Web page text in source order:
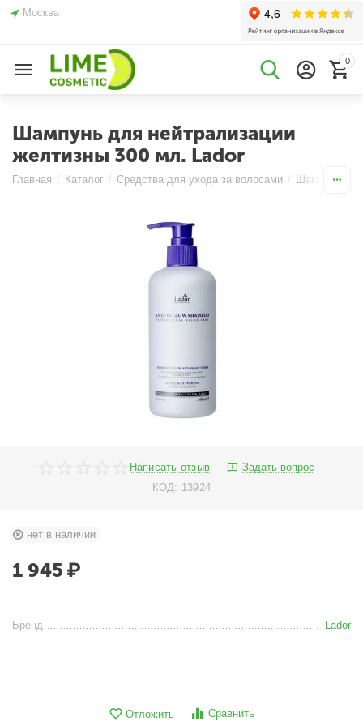
Москва
0
Шампунь для нейтрализации
желтизны 300 мл. Lador
Главная / Каталог / Средства для ухода за волосами / Шампуни
Написать отзыв
Задать вопрос
КОД: 13924
нет в наличии
1 945 ₽
Бренд Lador
Отложить Сравнить